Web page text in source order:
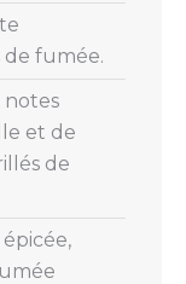
de fumée.
notes
et de
de